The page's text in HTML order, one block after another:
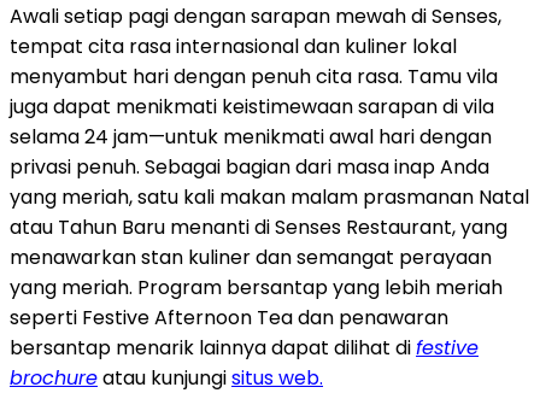
Awali setiap pagi dengan sarapan mewah di Senses,
tempat cita rasa internasional dan kuliner lokal
menyambut hari dengan penuh cita rasa. Tamu vila
juga dapat menikmati keistimewaan sarapan di vila
selama 24 jam—untuk menikmati awal hari dengan
privasi penuh. Sebagai bagian dari masa inap Anda
yang meriah, satu kali makan malam prasmanan Natal
atau Tahun Baru menanti di Senses Restaurant, yang
menawarkan stan kuliner dan semangat perayaan
yang meriah. Program bersantap yang lebih meriah
seperti Festive Afternoon Tea dan penawaran
bersantap menarik lainnya dapat dilihat difestive
brochureatau kunjungisitus web.